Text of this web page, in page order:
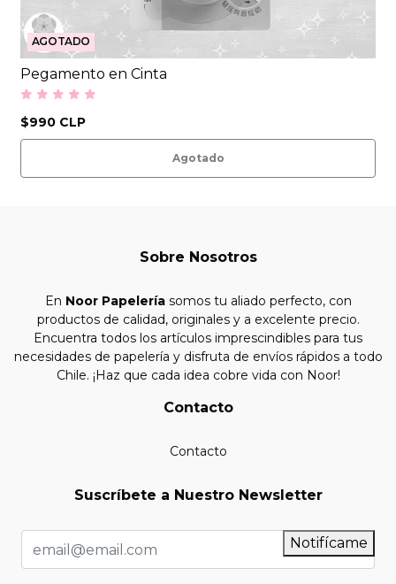
AGOTADO
Pegamento en Cinta
$990 CLP
Agotado
Sobre Nosotros
En Noor Papeleríasomos tu aliado perfecto, con
productos de calidad, originales y a excelente precio.
Encuentra todos los artículos imprescindibles para tus
necesidades de papelería y disfruta de envíos rápidos a todo
Chile. ¡Haz que cada idea cobre vida con Noor!
Contacto
Contacto
Suscríbete a Nuestro Newsletter
Notifícame